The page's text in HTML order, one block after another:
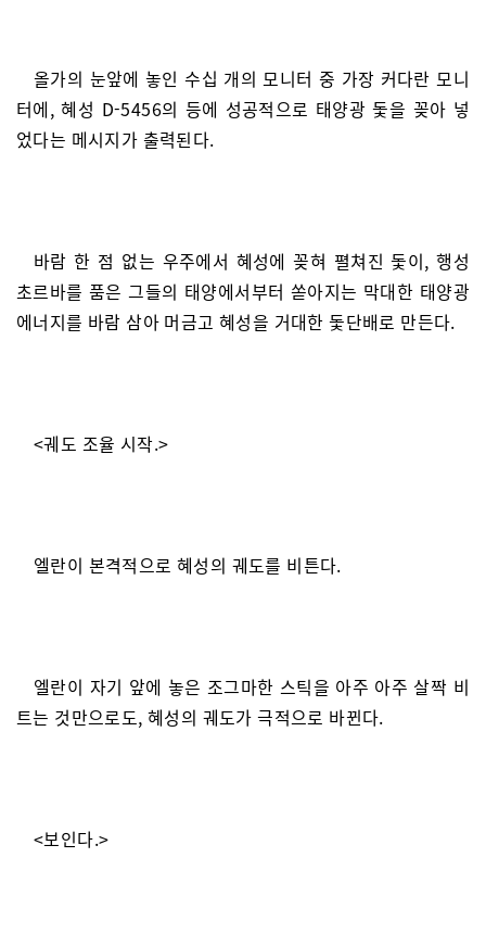
올가의 눈앞에 놓인 수십 개의 모니터 중 가장 커다란 모니
터에, 혜성 D-5456의 등에 성공적으로 태양광 돛을 꽂아 넣
었다는 메시지가 출력된다.
바람 한 점 없는 우주에서 혜성에 꽂혀 펼쳐진 돛이, 행성
초르바를 품은 그들의 태양에서부터 쏟아지는 막대한 태양광
에너지를 바람 삼아 머금고 혜성을 거대한 돛단배로 만든다.
<궤도 조율 시작.>
엘란이 본격적으로 혜성의 궤도를 비튼다.
엘란이 자기 앞에 놓은 조그마한 스틱을 아주 아주 살짝 비
트는 것만으로도, 혜성의 궤도가 극적으로 바뀐다.
<보인다.>